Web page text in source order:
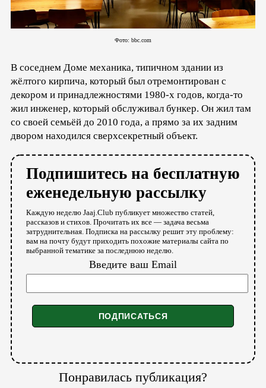
Фото: bbc.com
В соседнем Доме механика, типичном здании из
жёлтого кирпича, который был отремонтирован с
декором и принадлежностями 1980-х годов, когда-то
жил инженер, который обслуживал бункер. Он жил там
со своей семьёй до 2010 года, а прямо за их задним
двором находился сверхсекретный объект.
Подпишитесь на бесплатную
еженедельную рассылку
Каждую неделю Jaaj.Club публикует множество статей,
рассказов и стихов. Прочитать их все — задача весьма
затруднительная. Подписка на рассылку решит эту проблему:
вам на почту будут приходить похожие материалы сайта по
выбранной тематике за последнюю неделю.
Введите ваш Email
Понравилась публикация?